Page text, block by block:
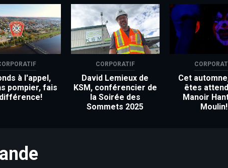
à l'appel,
pompier, fais
CORPORATIF
David Lemieux de
KSM, conférencier de
la Soirée des
Sommets 2025
Cet
êtes
Manoir
Moulin!